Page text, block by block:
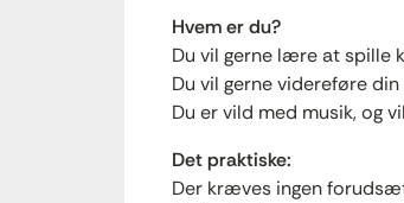
Hvem er du?
Du vil gerne lære at spille
Du vil gerne videreføre
Du er vild med musik, og
Det praktiske:
Der kræves ingen